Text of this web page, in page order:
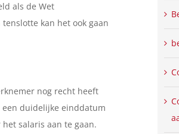
als de Wet
kan het ook gaan
nog recht heeft
duidelijke einddatum
salaris aan te gaan.